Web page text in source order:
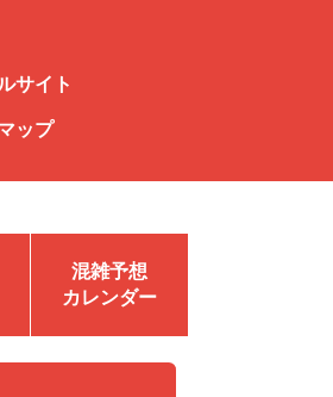
サイト
ップ
混雑予想
カレンダー